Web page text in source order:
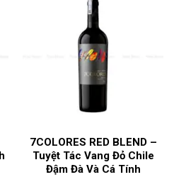
7COLORES RED BLEND –
Tuyệt Tác Vang Đỏ Chile
Đậm Đà Và Cá Tính